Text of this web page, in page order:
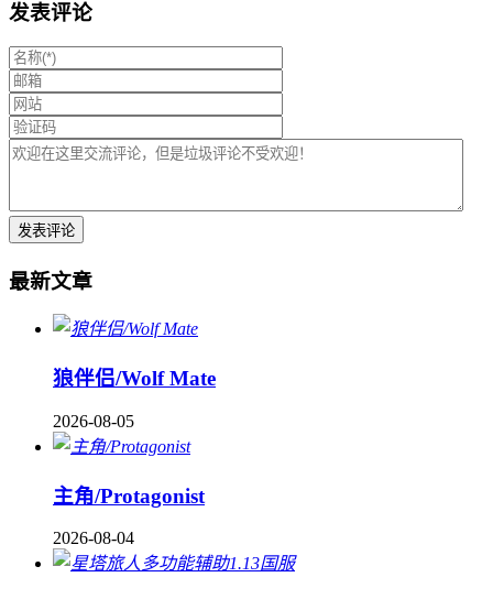
发表评论
最新文章
狼伴侣/Wolf Mate
2026-08-05
主角/Protagonist
2026-08-04